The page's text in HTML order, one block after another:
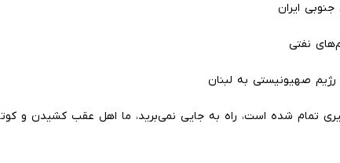
تمام شده است، راه به جایی نمی‌برید، ما اهل عقب کشیدن و